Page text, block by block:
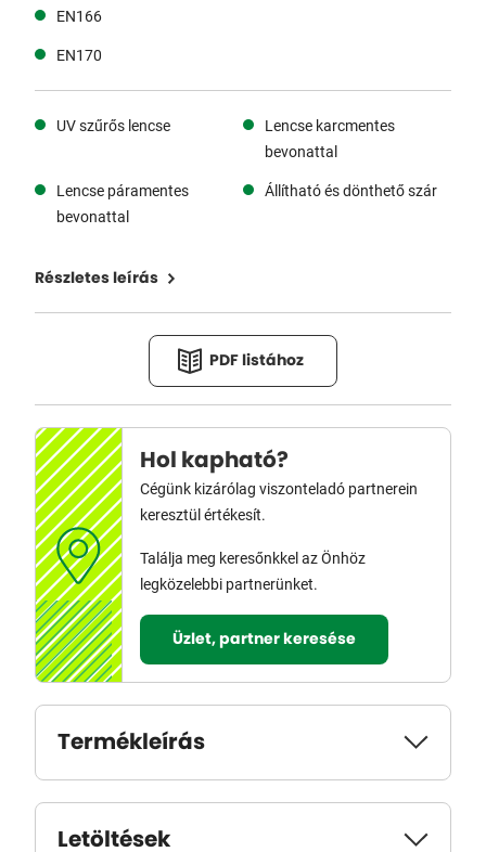
EN166
EN170
UV szűrős lencse
Lencse karcmentes
bevonattal
Lencse páramentes
bevonattal
Állítható és dönthető szár
Részletes leírás
PDF listához
Hol kapható?
Cégünk kizárólag viszonteladó partnerein
keresztül értékesít.
Találja meg keresőnkkel az Önhöz
legközelebbi partnerünket.
Üzlet, partner keresése
Termékleírás
Letöltések